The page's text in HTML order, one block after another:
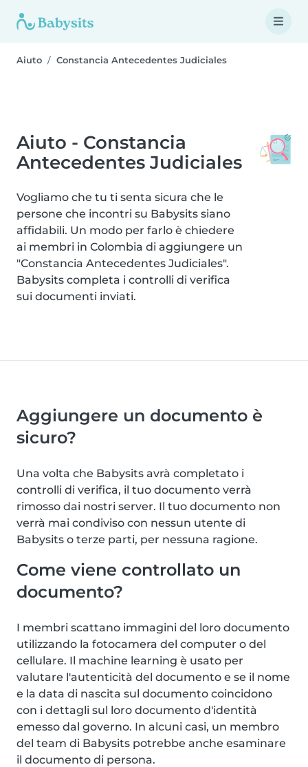
Aiuto Constancia Antecedentes Judiciales
Aiuto - Constancia
Antecedentes Judiciales
Vogliamo che tu ti senta sicura che le
persone che incontri su Babysits siano
affidabili. Un modo per farlo è chiedere
ai membri in Colombia di aggiungere un
"Constancia Antecedentes Judiciales".
Babysits completa i controlli di verifica
sui documenti inviati.
Aggiungere un documento è
sicuro?
Una volta che Babysits avrà completato i
controlli di verifica, il tuo documento verrà
rimosso dai nostri server. Il tuo documento non
verrà mai condiviso con nessun utente di
Babysits o terze parti, per nessuna ragione.
Come viene controllato un
documento?
I membri scattano immagini del loro documento
utilizzando la fotocamera del computer o del
cellulare. Il machine learning è usato per
valutare l'autenticità del documento e se il nome
e la data di nascita sul documento coincidono
con i dettagli sul loro documento d'identità
emesso dal governo. In alcuni casi, un membro
del team di Babysits potrebbe anche esaminare
il documento di persona.